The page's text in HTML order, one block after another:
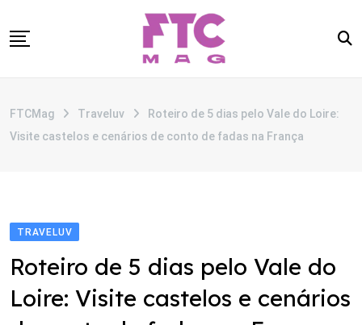
to
CATEGORIAS
FTCMag Traveluv
Roteiro de 5 dias pelo Vale do Loire:
Visite castelos e cenários de conto de fadas na França
TRAVELUV
Roteiro de 5 dias pelo Vale do
Loire: Visite castelos e cenários